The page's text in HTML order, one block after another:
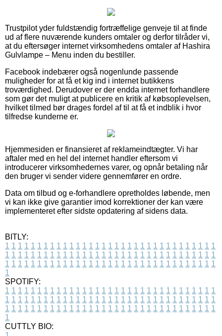
Trustpilot yder fuldstændig fortræffelige genveje til at finde
ud af flere nuværende kunders omtaler og derfor tilråder vi,
at du eftersøger internet virksomhedens omtaler af Hashira
Gulvlampe – Menu inden du bestiller.
Facebook indebærer også nogenlunde passende
muligheder for at få et kig ind i internet butikkens
troværdighed. Derudover er der endda internet forhandlere
som gør det muligt at publicere en kritik af købsoplevelsen,
hvilket tilmed bør drages fordel af til at få et indblik i hvor
tilfredse kunderne er.
Hjemmesiden er finansieret af reklameindtægter. Vi har
aftaler med en hel del internet handler eftersom vi
introducerer virksomhedernes varer, og opnår betaling når
den bruger vi sender videre gennemfører en ordre.
Data om tilbud og e-forhandlere opretholdes løbende, men
vi kan ikke give garantier imod korrektioner der kan være
implementeret efter sidste opdatering af sidens data.
BITLY:
1 1 1 1 1 1 1 1 1 1 1 1 1 1 1 1 1 1 1 1 1 1 1 1 1 1 1 1 1 1 1 1 1
1 1 1 1 1 1 1 1 1 1 1 1 1 1 1 1 1 1 1 1 1 1 1 1 1 1 1 1 1 1 1 1 1
1 1 1 1 1 1 1 1 1 1 1 1 1 1 1 1 1 1 1 1 1 1 1 1 1 1 1 1 1 1 1 1 1
1
SPOTIFY:
1 1 1 1 1 1 1 1 1 1 1 1 1 1 1 1 1 1 1 1 1 1 1 1 1 1 1 1 1 1 1 1 1
1 1 1 1 1 1 1 1 1 1 1 1 1 1 1 1 1 1 1 1 1 1 1 1 1 1 1 1 1 1 1 1 1
1 1 1 1 1 1 1 1 1 1 1 1 1 1 1 1 1 1 1 1 1 1 1 1 1 1 1 1 1 1 1 1 1
1
CUTTLY BIO: